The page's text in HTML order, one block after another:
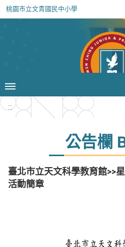
桃園市立文青國民中小學
:::
公告欄
臺北市立天文科學教育館>>
活動簡章